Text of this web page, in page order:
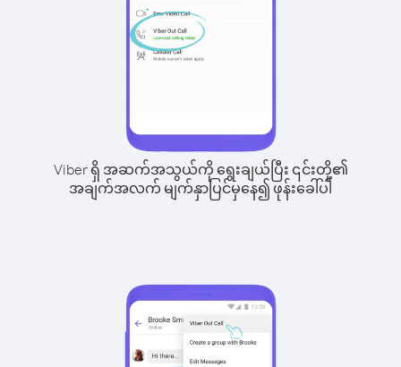
Viber ရှိ အဆက်အသွယ်ကို ရွေးချယ်ပြီး ၎င်းတို့၏
အချက်အလက် မျက်နှာပြင်မှနေ၍ ဖုန်းခေါ်ပါ